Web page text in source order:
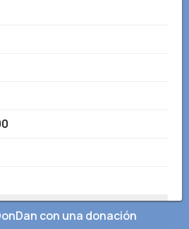
con una donación